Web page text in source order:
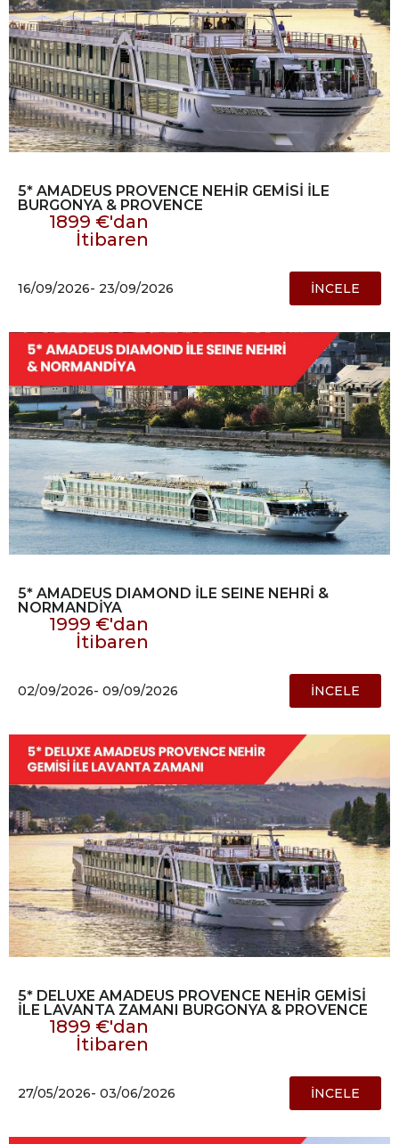
5* AMADEUS PROVENCE NEHİR GEMİSİ İLE
BURGONYA & PROVENCE
1899 €'dan
İtibaren
16/09/2026- 23/09/2026 İNCELE
5* AMADEUS DIAMOND İLE SEINE NEHRİ &
NORMANDİYA
1999 €'dan
İtibaren
02/09/2026- 09/09/2026 İNCELE
5* DELUXE AMADEUS PROVENCE NEHİR GEMİSİ
İLE LAVANTA ZAMANI BURGONYA & PROVENCE
1899 €'dan
İtibaren
27/05/2026- 03/06/2026 İNCELE